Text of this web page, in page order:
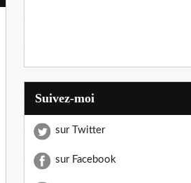
Suivez-moi
sur Twitter
sur Facebook